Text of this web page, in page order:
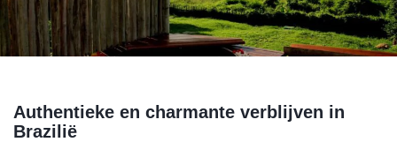
Authentieke en charmante verblijven in
Brazilië